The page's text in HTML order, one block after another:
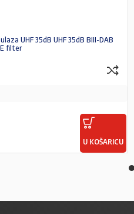
UHF 35dB UHF 35dB BIII-DAB
filter
U KOŠARICU